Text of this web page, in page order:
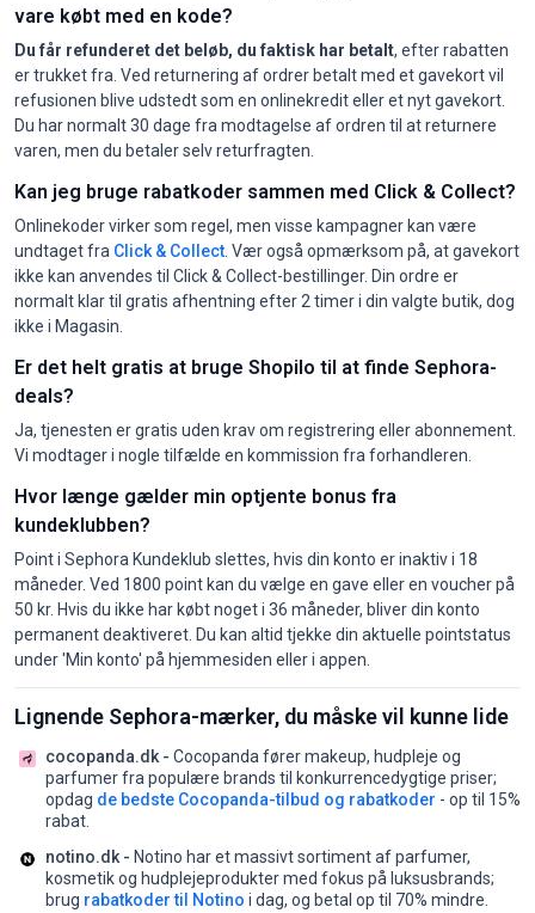
vare købt med en kode?
Du får refunderet det beløb, du faktisk har betalt, efter rabatten
er trukket fra. Ved returnering af ordrer betalt med et gavekort vil
refusionen blive udstedt som en onlinekredit eller et nyt gavekort.
Du har normalt 30 dage fra modtagelse af ordren til at returnere
varen, men du betaler selv returfragten.
Kan jeg bruge rabatkoder sammen med Click & Collect?
Onlinekoder virker som regel, men visse kampagner kan være
undtaget fra Click & Collect . Vær også opmærksom på, at gavekort
ikke kan anvendes til Click & Collect-bestillinger. Din ordre er
normalt klar til gratis afhentning efter 2 timer i din valgte butik, dog
ikke i Magasin.
Er det helt gratis at bruge Shopilo til at finde Sephora-
deals?
Ja, tjenesten er gratis uden krav om registrering eller abonnement.
Vi modtager i nogle tilfælde en kommission fra forhandleren.
Hvor længe gælder min optjente bonus fra
kundeklubben?
Point i Sephora Kundeklub slettes, hvis din konto er inaktiv i 18
måneder. Ved 1800 point kan du vælge en gave eller en voucher på
50 kr. Hvis du ikke har købt noget i 36 måneder, bliver din konto
permanent deaktiveret. Du kan altid tjekke din aktuelle pointstatus
under 'Min konto' på hjemmesiden eller i appen.
Lignende Sephora-mærker, du måske vil kunne lide
cocopanda.dk - Cocopanda fører makeup, hudpleje og
parfumer fra populære brands til konkurrencedygtige priser;
opdag de bedste Cocopanda-tilbud og rabatkoder - op til 15%
rabat.
notino.dk - Notino har et massivt sortiment af parfumer,
kosmetik og hudplejeprodukter med fokus på luksusbrands;
brug rabatkoder til Notino i dag, og betal op til 70% mindre.